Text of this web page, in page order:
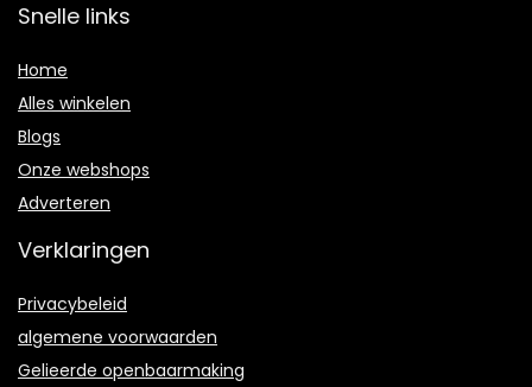
Snelle links
Home
Alles winkelen
Blogs
Onze webshops
Adverteren
Verklaringen
Privacybeleid
algemene voorwaarden
Gelieerde openbaarmaking